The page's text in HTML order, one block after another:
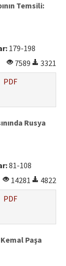
Temsili:
179-198
7589
3321
PDF
Rusya
81-108
14281
4822
PDF
Paşa